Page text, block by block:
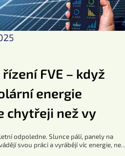
FVE – když
energie
chytřeji než vy
odpoledne. Slunce pálí, panely na
svou práci a vyrábějí víc energie, než